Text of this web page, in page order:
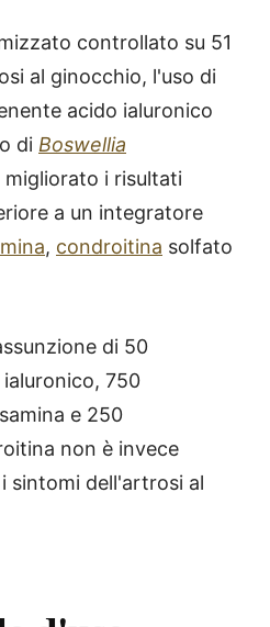
controllato su 51
al ginocchio, l'uso di
acido ialuronico
di Boswellia
migliorato i risultati
a un integratore
, condroitina solfato
di 50
750
e 250
non è invece
sintomi dell'artrosi al